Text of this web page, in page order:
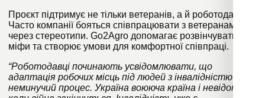
Проєкт підтримує не тільки ветеранів, а й роботодавців.
Часто компанії бояться співпрацювати з ветеранами
через стереотипи. Go2Agro допомагає розвінчувати ці
міфи та створює умови для комфортної співпраці.
“Роботодавці починають усвідомлювати, що
адаптація робочих місць під людей з інвалідністю
неминучий процес. Україна воююча країна і невідомо,